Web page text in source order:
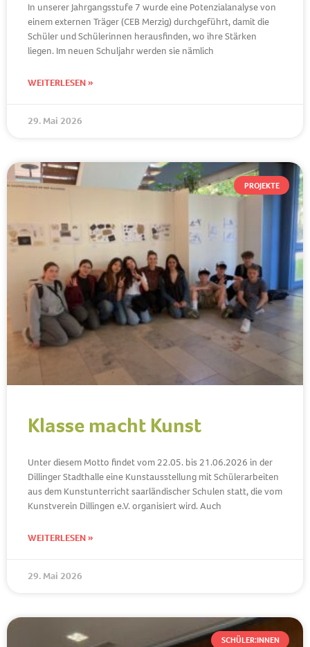
In unserer Jahrgangsstufe 7 wurde eine Potenzialanalyse von
einem externen Träger (CEB Merzig) durchgeführt, damit die
Schüler und Schülerinnen herausfinden, wo ihre Stärken
liegen. Im neuen Schuljahr werden sie nämlich
WEITERLESEN »
29. Mai 2026
PROJEKTE
Klasse macht Kunst
Unter diesem Motto findet vom 22.05. bis 21.06.2026 in der
Dillinger Stadthalle eine Kunstausstellung mit Schülerarbeiten
aus dem Kunstunterricht saarländischer Schulen statt, die vom
Kunstverein Dillingen e.V. organisiert wird. Auch
WEITERLESEN »
29. Mai 2026
SCHÜLER:INNEN